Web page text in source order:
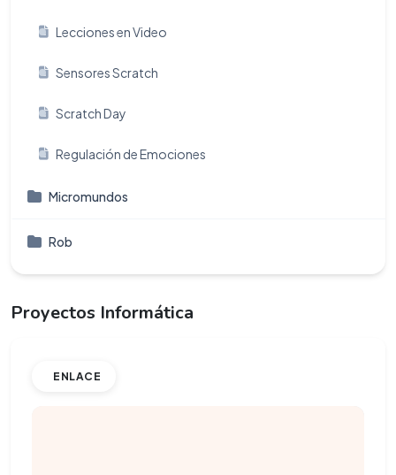
Lecciones en Video
Sensores Scratch
Scratch Day
Regulación de Emociones
Micromundos
Rob
Proyectos Informática
ENLACE